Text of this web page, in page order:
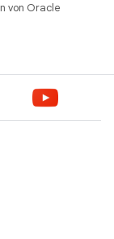
von Oracle